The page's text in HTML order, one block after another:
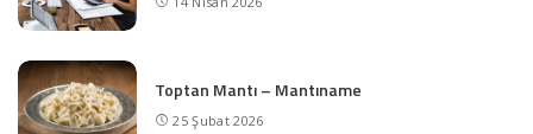
Toptan Mantı – Mantıname
25 Şubat 2026